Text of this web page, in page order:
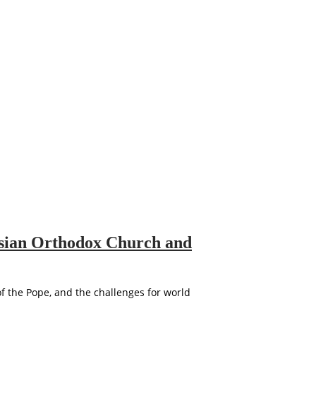
Orthodox Church and
the Pope, and the challenges for world